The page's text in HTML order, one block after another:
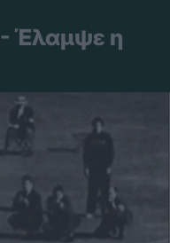
Έλαμψε η